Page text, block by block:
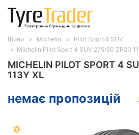
MICHELIN PILOT SPORT 4
113Y XL
немає пропозицій
Шини Michelin
Pilot Sport 4 SUV
Michelin Pilot Sport 4 SUV 275/50 ZR20